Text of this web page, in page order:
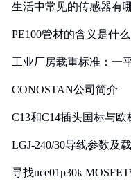
生活中常见的传感器有
PE100管材的含义是什么
工业厂房载重标准：一
CONOSTAN公司简介
C13和C14插头国标与
LGJ-240/30导线参数及
寻找nce01p30k